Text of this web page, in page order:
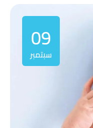
09
سبتمبر